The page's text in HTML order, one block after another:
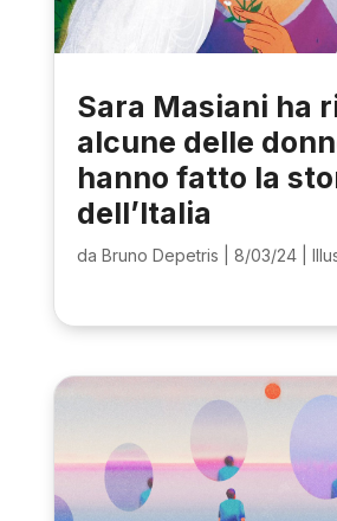
Sara Masiani ha
alcune delle
hanno fatto la
dell’Italia
da Bruno Depetris 8/03/24|